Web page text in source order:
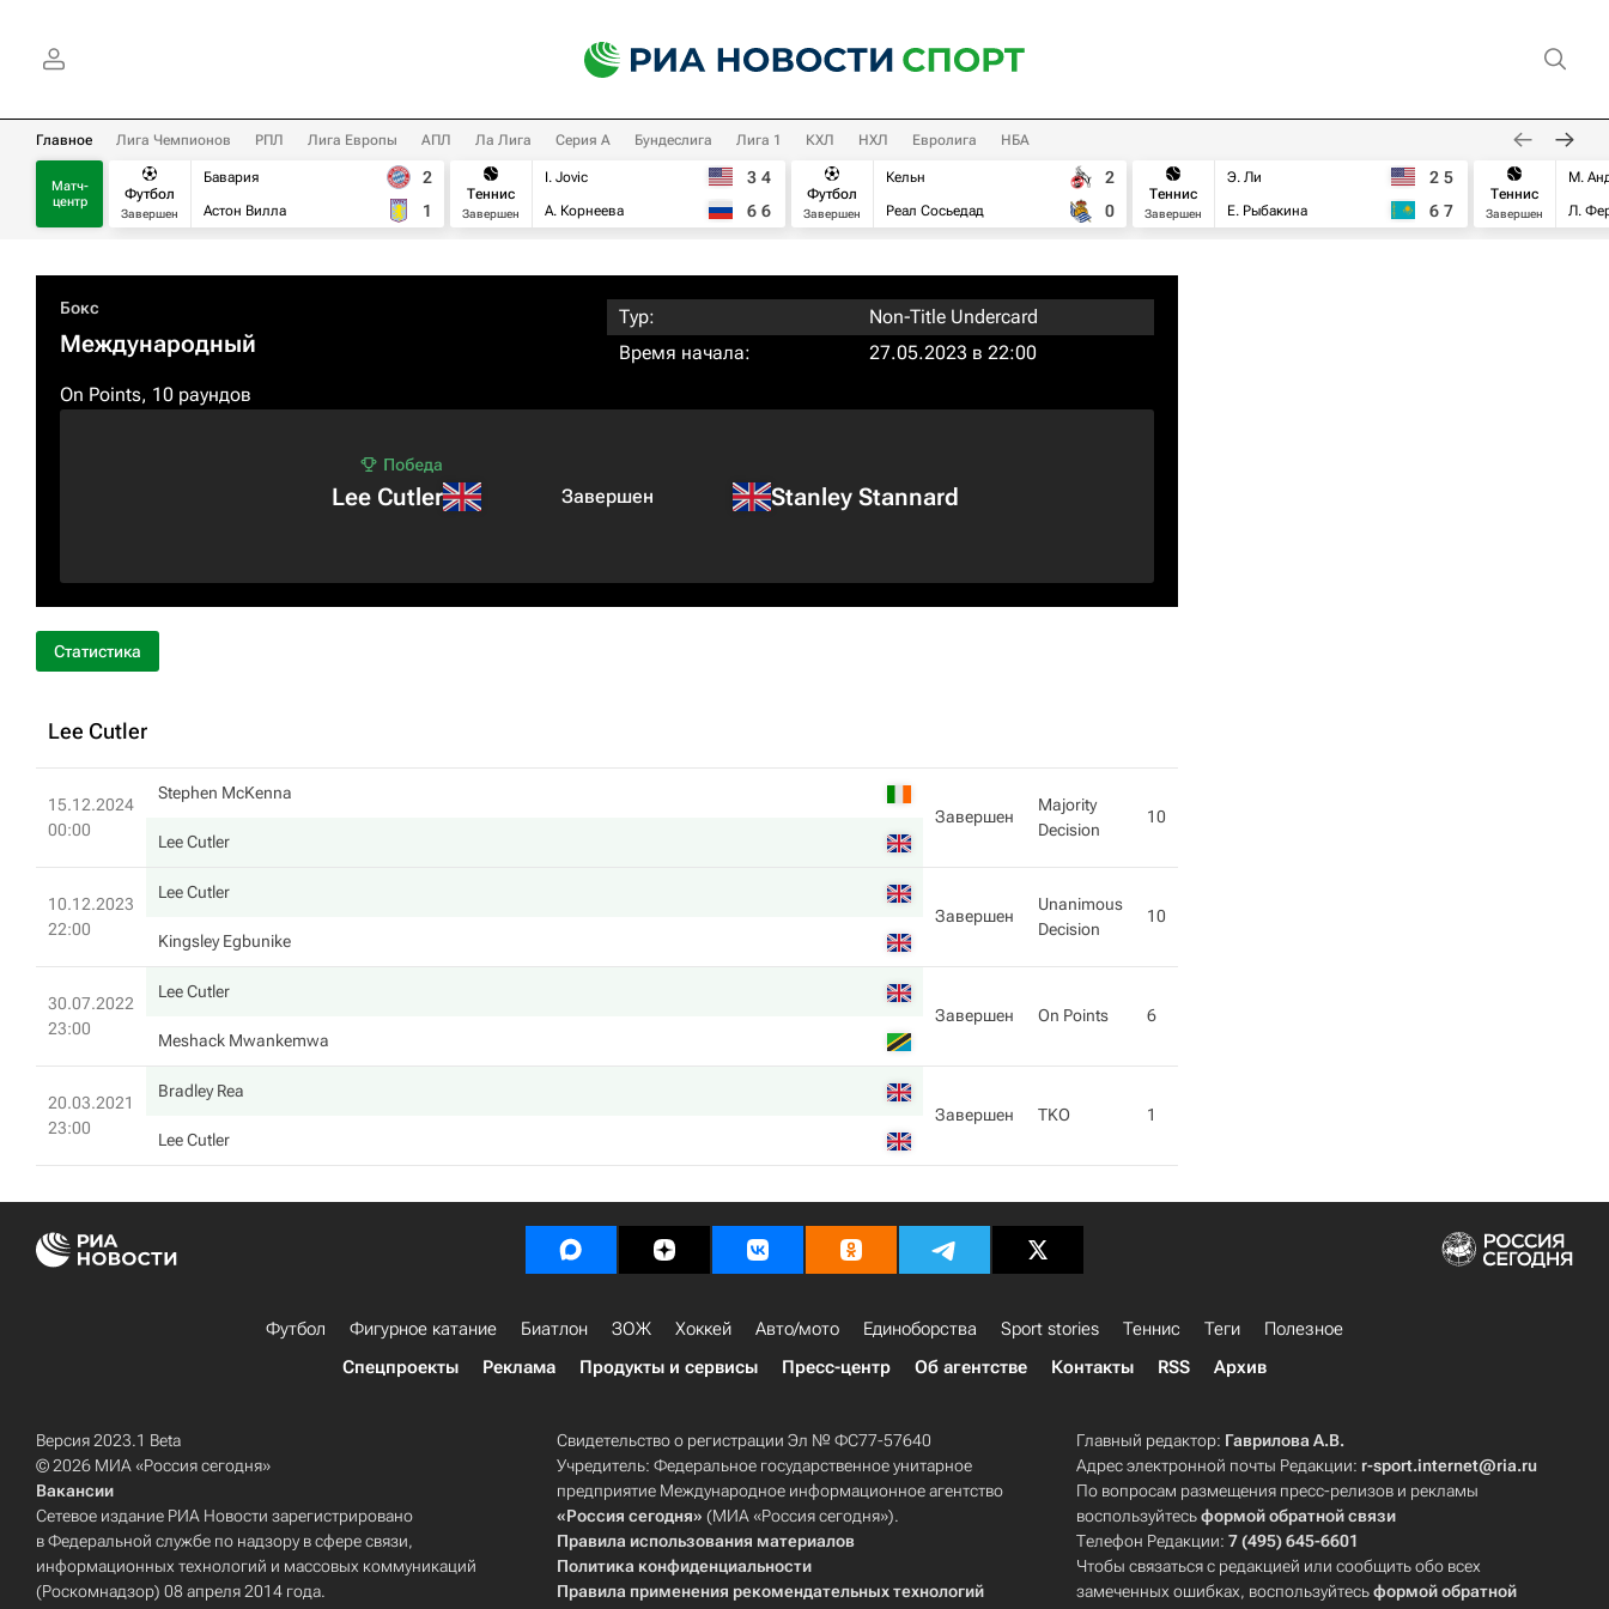
Главное Лига Чемпионов РПЛ Лига Европы АПЛ Ла Лига Серия А Бундеслига Лига 1 КХЛ НХЛ Евролига НБА
Матч-
центр
Футбол
Завершен
Бавария
Астон Вилла
2
1
Теннис
Завершен
I. Jovic
А. Корнеева
3 4
6 6
Футбол
Завершен
Кельн
Реал Сосьедад
2
0
Теннис
Завершен
Э. Ли
Е. Рыбакина
2 5
6 7
Теннис
Завершен
М.
Л.
Бокс
Международный
On Points, 10 раундов
Тур:
Non-Title Undercard
Время начала:
27.05.2023 в 22:00
Lee Cutler Завершен Stanley Stannard
Статистика
Lee Cutler
15.12.2024
00:00
Stephen McKenna
Завершен
Majority
Decision
10
Lee Cutler
10.12.2023
22:00
Lee Cutler
Завершен
Unanimous
Decision
10
Kingsley Egbunike
30.07.2022
23:00
Lee Cutler
Завершен
On Points
6
Meshack Mwankemwa
20.03.2021
23:00
Bradley Rea
Завершен
TKO
1
Lee Cutler
Футбол Фигурное катание Биатлон ЗОЖ Хоккей Авто/мото Единоборства Sport stories Теннис Теги
Полезное
Спецпроекты
Реклама Продукты и сервисы Пресс-центр Об агентстве Контакты RSS Архив
Версия 2023.1 Beta
© 2026 МИА «Россия сегодня»
Вакансии
Сетевое издание РИА Новости зарегистрировано
в Федеральной службе по надзору в сфере связи,
информационных технологий и массовых коммуникаций
(Роскомнадзор) 08 апреля 2014 года.
Свидетельство о регистрации Эл № ФС77-57640
Учредитель: Федеральное государственное унитарное
предприятие Международное информационное агентство
«Россия сегодня» (МИА «Россия сегодня»).
Правила использования материалов
Политика конфиденциальности
Правила применения рекомендательных технологий
Главный редактор: Гаврилова А.В.
Адрес электронной почты Редакции: r-sport.internet@ria.ru
По вопросам размещения пресс-релизов и рекламы
воспользуйтесьформой обратной связи
Телефон Редакции:7 (495) 645-6601
Чтобы связаться с редакцией или сообщить обо всех
замеченных ошибках, воспользуйтесьформой обратной